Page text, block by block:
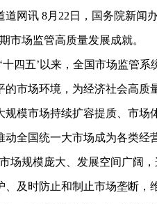
道网讯 8月22日，国务院新闻
市场监管高质量发展成就。
十四五’以来，全国市场监管
的市场环境，为经济社会高质
规模市场持续扩容提质、市场
动全国统一大市场成为各类经
场规模庞大、发展空间广阔
、及时防止和制止市场垄断，